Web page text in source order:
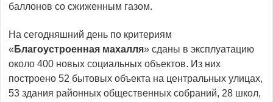
баллонов со сжиженным газом.
На сегодняшний день по критериям
« Благоустроенная махалля» сданы в эксплуатацию
около 400 новых социальных объектов. Из них
построено 52 бытовых объекта на центральных улицах,
53 здания районных общественных собраний, 28 школ,